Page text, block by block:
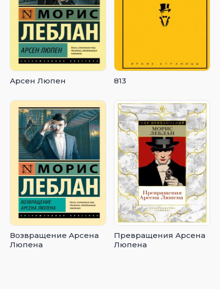
Арсен Люпен 813
Возвращение Арсена
Люпена
Превращения Арсена
Люпена